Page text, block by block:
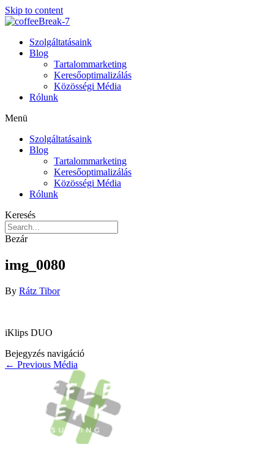
Skip to content
Szolgáltatásaink
Blog
Tartalommarketing
Keresőoptimalizálás
Közösségi Média
Rólunk
Menü
Szolgáltatásaink
Blog
Tartalommarketing
Keresőoptimalizálás
Közösségi Média
Rólunk
Keresés
Bezár
img_0080
By Rátz Tibor
iKlips DUO
Bejegyzés navigáció
← Previous Média